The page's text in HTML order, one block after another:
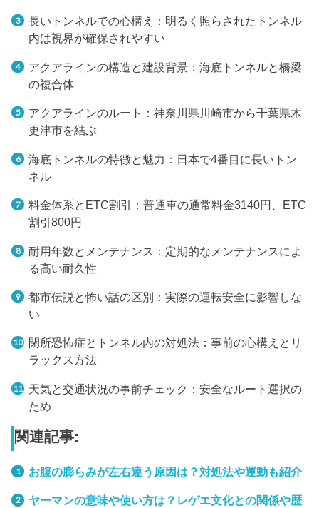
長いトンネルでの心構え：明るく照らされたトンネル
内は視界が確保されやすい
アクアラインの構造と建設背景：海底トンネルと橋梁
の複合体
アクアラインのルート：神奈川県川崎市から千葉県木
更津市を結ぶ
海底トンネルの特徴と魅力：日本で4番目に長いトン
ネル
料金体系とETC割引：普通車の通常料金3140円、ETC
割引800円
耐用年数とメンテナンス：定期的なメンテナンスによ
る高い耐久性
都市伝説と怖い話の区別：実際の運転安全に影響しな
い
閉所恐怖症とトンネル内の対処法：事前の心構えとリ
ラックス方法
天気と交通状況の事前チェック：安全なルート選択の
ため
関連記事:
お腹の膨らみが左右違う原因は？対処法や運動も紹介
ヤーマンの意味や使い方は？レゲエ文化との関係や歴